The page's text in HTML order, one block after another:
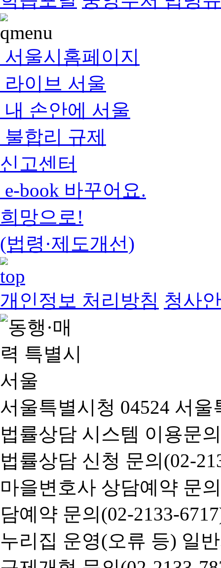
서울시홈페이지
라이브 서울
내 손안에 서울
불합리 규제
신고센터
e-book 바꾸어요.
희망으로!
(법령·제도개선)
개인정보 처리방침 청사
서울특별시청 04524 서
법률상담 시스템 이용문
법률상담 신청 문의(02-
마을변호사 상담예약 문
담예약 문의(02-2133-
누리집 운영(오류 등) 일